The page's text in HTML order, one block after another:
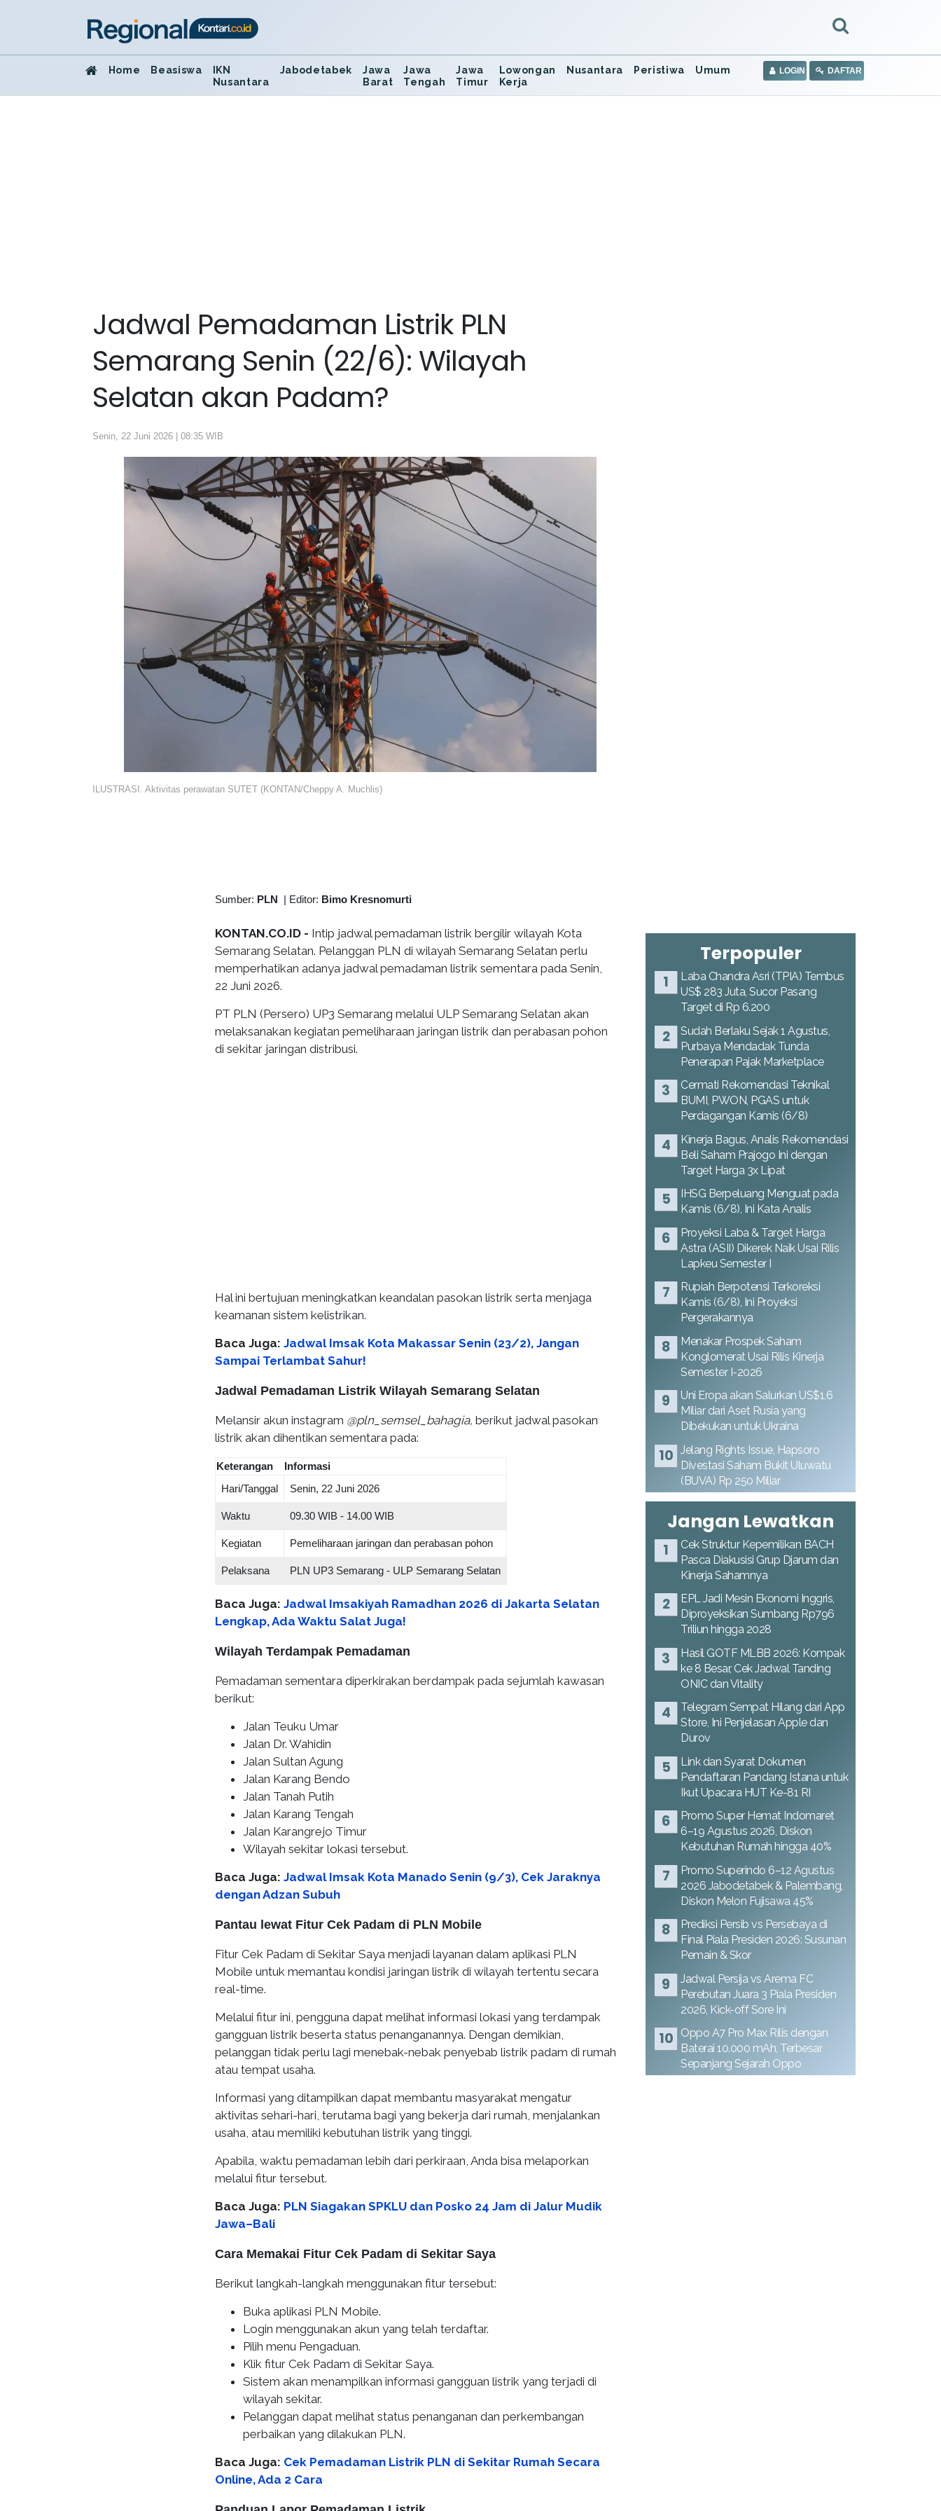
Home Beasiswa
IKN
Nusantara
Jabodetabek
Jawa
Barat
Jawa
Tengah
Jawa
Timur
Lowongan
Kerja
Nusantara Peristiwa Umum LOGIN DAFTAR
Jadwal Pemadaman Listrik PLN
Semarang Senin (22/6): Wilayah
Selatan akan Padam?
Senin, 22 Juni 2026 | 08:35 WIB
ILUSTRASI. Aktivitas perawatan SUTET (KONTAN/Cheppy A. Muchlis)
Sumber: PLN | Editor: Bimo Kresnomurti
KONTAN.CO.ID - Intip jadwal pemadaman listrik bergilir wilayah Kota
Semarang Selatan. Pelanggan PLN di wilayah Semarang Selatan perlu
memperhatikan adanya jadwal pemadaman listrik sementara pada Senin,
22 Juni 2026.
PT PLN (Persero) UP3 Semarang melalui ULP Semarang Selatan akan
melaksanakan kegiatan pemeliharaan jaringan listrik dan perabasan pohon
di sekitar jaringan distribusi.
Hal ini bertujuan meningkatkan keandalan pasokan listrik serta menjaga
keamanan sistem kelistrikan.
Baca Juga: Jadwal Imsak Kota Makassar Senin (23/2), Jangan
Sampai Terlambat Sahur!
Jadwal Pemadaman Listrik Wilayah Semarang Selatan
Melansir akun instagram @pln_semsel_bahagia, berikut jadwal pasokan
listrik akan dihentikan sementara pada:
Keterangan
Informasi
Hari/Tanggal
Senin, 22 Juni 2026
Waktu 09.30 WIB - 14.00 WIB
Kegiatan Pemeliharaan jaringan dan perabasan pohon
Pelaksana PLN UP3 Semarang - ULP Semarang Selatan
Baca Juga: Jadwal Imsakiyah Ramadhan 2026 di Jakarta Selatan
Lengkap, Ada Waktu Salat Juga!
Wilayah Terdampak Pemadaman
Pemadaman sementara diperkirakan berdampak pada sejumlah kawasan
berikut:
Jalan Teuku Umar
Jalan Dr. Wahidin
Jalan Sultan Agung
Jalan Karang Bendo
Jalan Tanah Putih
Jalan Karang Tengah
Jalan Karangrejo Timur
Wilayah sekitar lokasi tersebut.
Baca Juga: Jadwal Imsak Kota Manado Senin (9/3), Cek Jaraknya
dengan Adzan Subuh
Pantau lewat Fitur Cek Padam di PLN Mobile
Fitur Cek Padam di Sekitar Saya menjadi layanan dalam aplikasi PLN
Mobile untuk memantau kondisi jaringan listrik di wilayah tertentu secara
real-time.
Melalui fitur ini, pengguna dapat melihat informasi lokasi yang terdampak
gangguan listrik beserta status penanganannya. Dengan demikian,
pelanggan tidak perlu lagi menebak-nebak penyebab listrik padam di rumah
atau tempat usaha.
Informasi yang ditampilkan dapat membantu masyarakat mengatur
aktivitas sehari-hari, terutama bagi yang bekerja dari rumah, menjalankan
usaha, atau memiliki kebutuhan listrik yang tinggi.
Apabila, waktu pemadaman lebih dari perkiraan, Anda bisa melaporkan
melalui fitur tersebut.
Baca Juga: PLN Siagakan SPKLU dan Posko 24 Jam di Jalur Mudik
Jawa–Bali
Cara Memakai Fitur Cek Padam di Sekitar Saya
Berikut langkah-langkah menggunakan fitur tersebut:
Buka aplikasi PLN Mobile.
Login menggunakan akun yang telah terdaftar.
Pilih menu Pengaduan.
Klik fitur Cek Padam di Sekitar Saya.
Sistem akan menampilkan informasi gangguan listrik yang terjadi di
wilayah sekitar.
Pelanggan dapat melihat status penanganan dan perkembangan
perbaikan yang dilakukan PLN.
Baca Juga: Cek Pemadaman Listrik PLN di Sekitar Rumah Secara
Online, Ada 2 Cara
Terpopuler
Laba Chandra Asri (TPIA) Tembus
US$ 283 Juta, Sucor Pasang
Target di Rp 6.200
Sudah Berlaku Sejak 1 Agustus,
Purbaya Mendadak Tunda
Penerapan Pajak Marketplace
Cermati Rekomendasi Teknikal
BUMI, PWON, PGAS untuk
Perdagangan Kamis (6/8)
Kinerja Bagus, Analis Rekomendasi
Beli Saham Prajogo Ini dengan
Target Harga 3x Lipat
IHSG Berpeluang Menguat pada
Kamis (6/8), Ini Kata Analis
Proyeksi Laba & Target Harga
Astra (ASII) Dikerek Naik Usai Rilis
Lapkeu Semester I
Rupiah Berpotensi Terkoreksi
Kamis (6/8), Ini Proyeksi
Pergerakannya
Menakar Prospek Saham
Konglomerat Usai Rilis Kinerja
Semester I-2026
Uni Eropa akan Salurkan US$1,6
Miliar dari Aset Rusia yang
Dibekukan untuk Ukraina
Jelang Rights Issue, Hapsoro
Divestasi Saham Bukit Uluwatu
(BUVA) Rp 250 Miliar
Jangan Lewatkan
Cek Struktur Kepemilikan BACH
Pasca Diakusisi Grup Djarum dan
Kinerja Sahamnya
EPL Jadi Mesin Ekonomi Inggris,
Diproyeksikan Sumbang Rp796
Triliun hingga 2028
Hasil GOTF MLBB 2026: Kompak
ke 8 Besar, Cek Jadwal Tanding
ONIC dan Vitality
Telegram Sempat Hilang dari App
Store, Ini Penjelasan Apple dan
Durov
Link dan Syarat Dokumen
Pendaftaran Pandang Istana untuk
Ikut Upacara HUT Ke-81 RI
Promo Super Hemat Indomaret
6–19 Agustus 2026, Diskon
Kebutuhan Rumah hingga 40%
Promo Superindo 6–12 Agustus
2026 Jabodetabek & Palembang,
Diskon Melon Fujisawa 45%
Prediksi Persib vs Persebaya di
Final Piala Presiden 2026: Susunan
Pemain & Skor
Jadwal Persija vs Arema FC
Perebutan Juara 3 Piala Presiden
2026, Kick-off Sore Ini
Oppo A7 Pro Max Rilis dengan
Baterai 10.000 mAh, Terbesar
Sepanjang Sejarah Oppo